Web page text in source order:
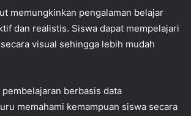
memungkinkan pengalaman belajar
dan realistis. Siswa dapat mempelajari
visual sehingga lebih mudah
berbasis data
memahami kemampuan siswa secara